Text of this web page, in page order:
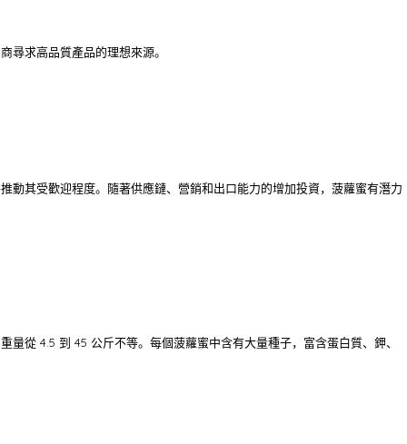
尋求高品質產品的理想來源。
動其受歡迎程度。隨著供應鏈、營銷和出口能力的增加投資，菠蘿蜜有潛力
從 4.5 到 45 公斤不等。每個菠蘿蜜中含有大量種子，富含蛋白質、鉀、